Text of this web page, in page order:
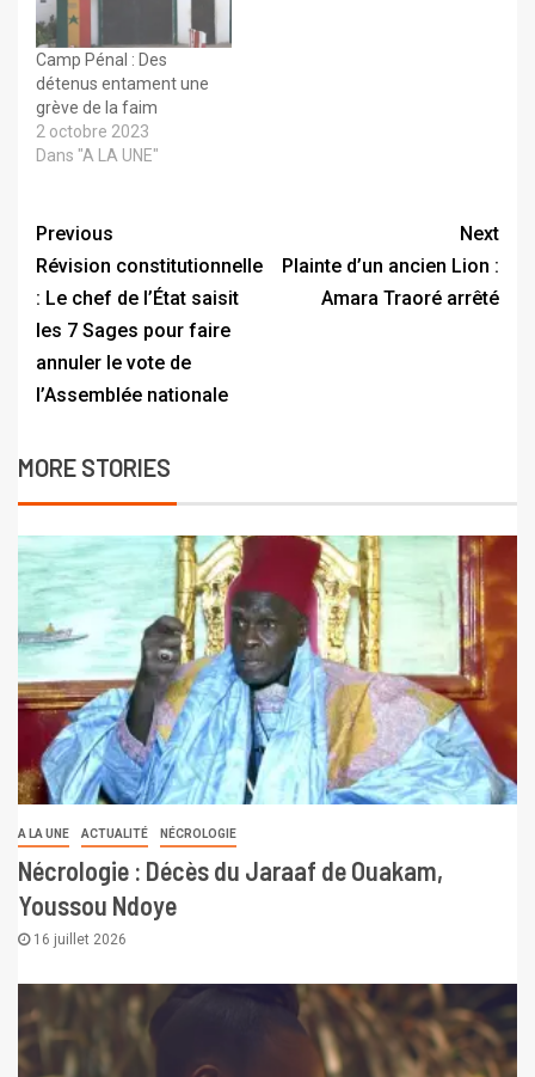
Camp Pénal : Des
détenus entament une
grève de la faim
2 octobre 2023
Dans "A LA UNE"
Previous
Révision constitutionnelle
: Le chef de l’État saisit
les 7 Sages pour faire
annuler le vote de
l’Assemblée nationale
Next
Plainte d’un ancien Lion :
Amara Traoré arrêté
MORE STORIES
A LA UNE ACTUALITÉ NÉCROLOGIE
Nécrologie : Décès du Jaraaf de Ouakam,
Youssou Ndoye
16 juillet 2026